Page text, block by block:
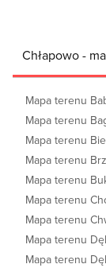
Chłapowo -
Mapa terenu
Mapa terenu
Mapa terenu
Mapa terenu
Mapa terenu
Mapa terenu
Mapa terenu
Mapa terenu
Mapa terenu